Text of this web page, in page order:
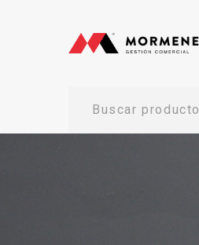
Buscar producto